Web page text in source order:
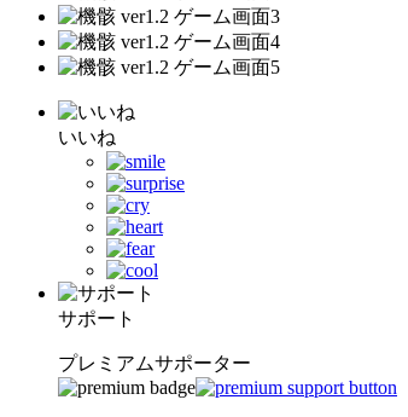
いいね
サポート
プレミアムサポーター